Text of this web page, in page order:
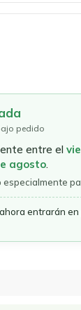
pedido
entre el
agosto.
entrarán en